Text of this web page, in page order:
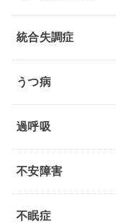
統合失調症
うつ病
過呼吸
不安障害
不眠症